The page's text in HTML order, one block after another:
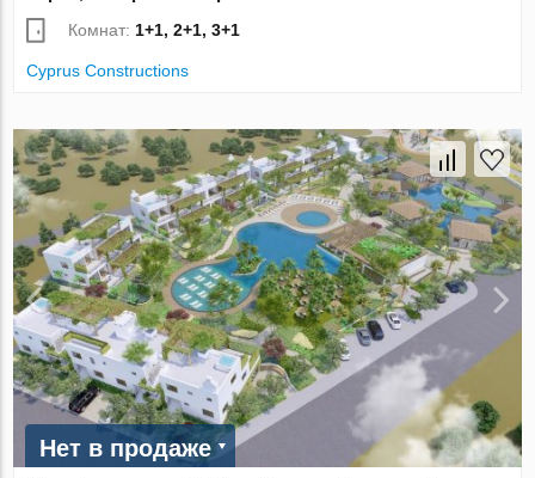
Комнат: 1+1, 2+1, 3+1
Cyprus Constructions
Нет в продаже